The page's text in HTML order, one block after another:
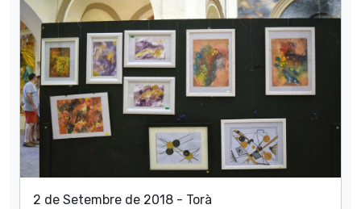
2 de Setembre de 2018 - Torà